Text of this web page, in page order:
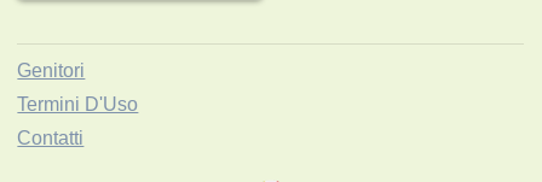
Genitori
Termini D'Uso
Contatti